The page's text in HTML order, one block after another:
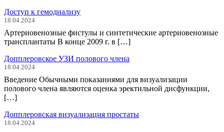
Доступ к гемодиализу
18.04.2024
Артериовенозные фистулы и синтетические артериовенозные
трансплантаты В конце 2009 г. в […]
Допплеровское УЗИ полового члена
18.04.2024
Введение Обычными показаниями для визуализации
полового члена являются оценка эректильной дисфункции,
[…]
Допплеровская визуализация простаты
18.04.2024